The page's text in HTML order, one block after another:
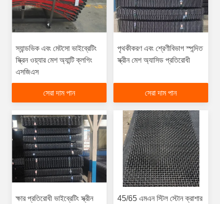
স্যান্ডভিক এবং মেটসো ভাইব্রেটিং
স্ক্রিন ওয়্যার মেশ অ্যান্টি ক্লগিং
এসজিএস
সেরা দাম পান
পৃথকীকরণ এবং শ্রেণীবিভাগ স্পন্দিত
স্ক্রীন মেশ অ্যাসিড প্রতিরোধী
সেরা দাম পান
ক্ষার প্রতিরোধী ভাইব্রেটিং স্ক্রীন
45/65 এমএন স্টিল স্টোন ক্রাশার